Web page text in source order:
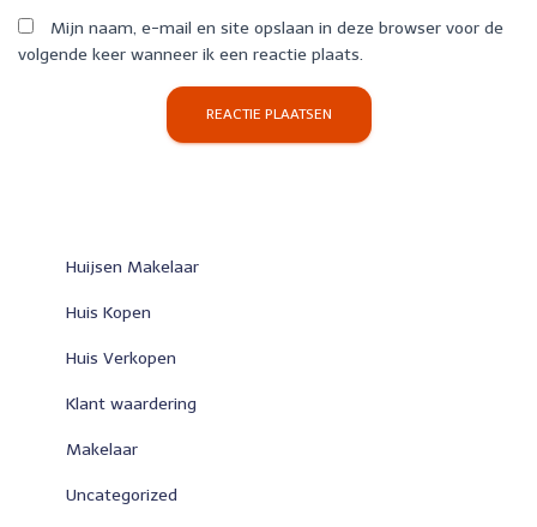
Mijn naam, e-mail en site opslaan in deze browser voor de
volgende keer wanneer ik een reactie plaats.
Huijsen Makelaar
Huis Kopen
Huis Verkopen
Klant waardering
Makelaar
Uncategorized